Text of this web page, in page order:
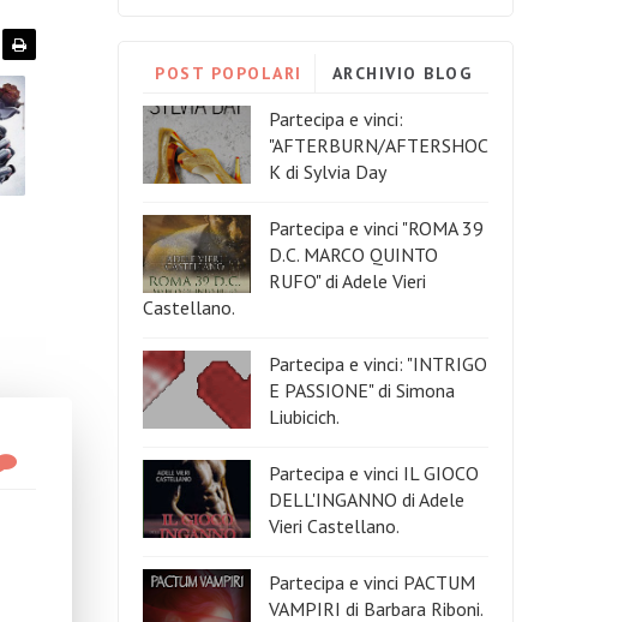
POST POPOLARI ARCHIVIO BLOG
Partecipa e vinci:
"AFTERBURN/AFTERSHOC
K di Sylvia Day
Partecipa e vinci "ROMA 39
D.C. MARCO QUINTO
RUFO" di Adele Vieri
Castellano.
Partecipa e vinci: "INTRIGO
E PASSIONE" di Simona
Liubicich.
Partecipa e vinci IL GIOCO
DELL'INGANNO di Adele
Vieri Castellano.
Partecipa e vinci PACTUM
VAMPIRI di Barbara Riboni.